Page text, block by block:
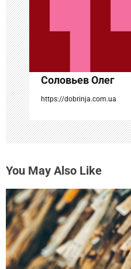
а
п
и
с
я
м
Соловьев Олег
https://dobrinja.com.ua
You May Also Like